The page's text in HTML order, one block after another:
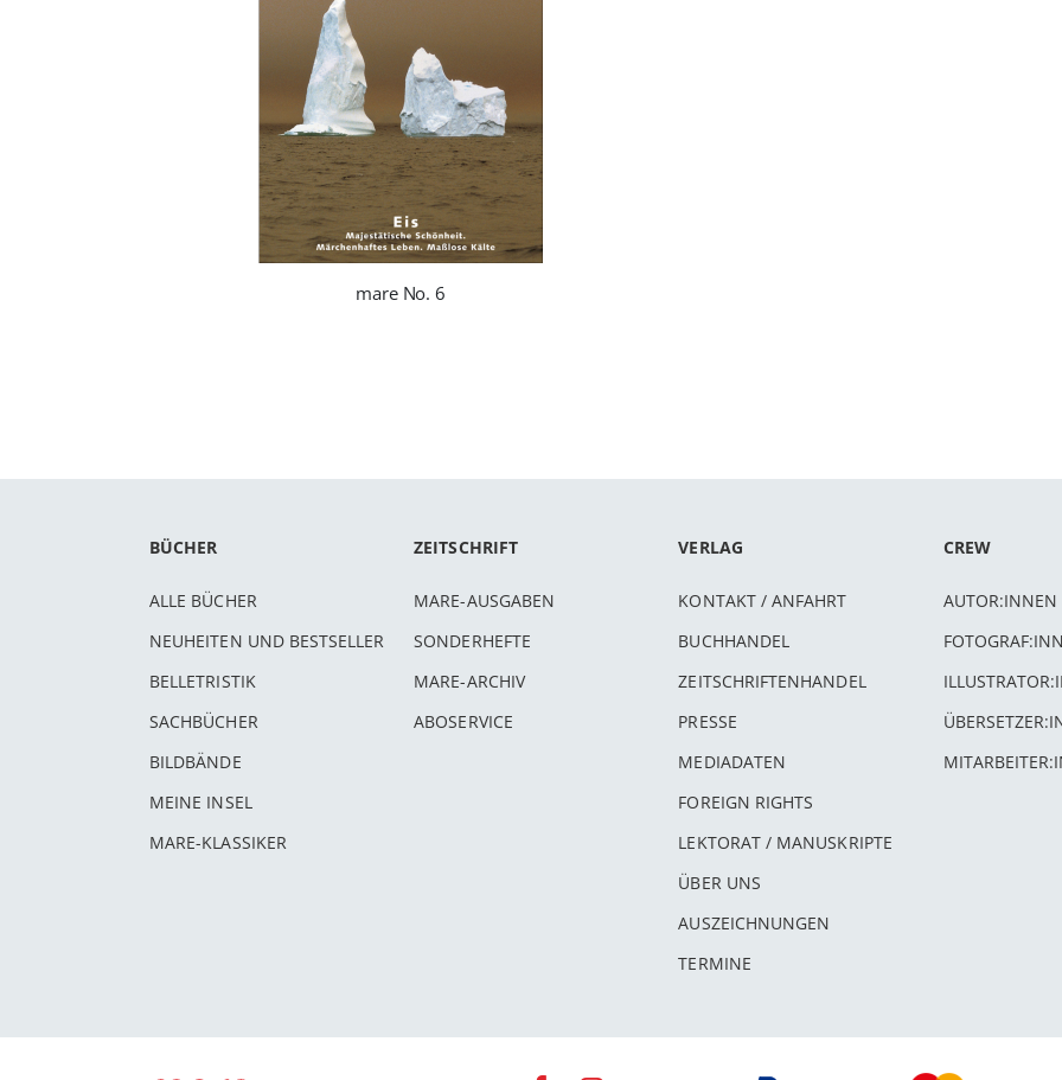
mare No. 6
BÜCHER
ALLE BÜCHER
NEUHEITEN UND BESTSELLER
BELLETRISTIK
SACHBÜCHER
BILDBÄNDE
MEINE INSEL
MARE-KLASSIKER
ZEITSCHRIFT
MARE-AUSGABEN
SONDERHEFTE
MARE-ARCHIV
ABOSERVICE
VERLAG
KONTAKT / ANFAHRT
BUCHHANDEL
ZEITSCHRIFTENHANDEL
PRESSE
MEDIADATEN
FOREIGN RIGHTS
LEKTORAT / MANUSKRIPTE
ÜBER UNS
AUSZEICHNUNGEN
TERMINE
CREW
AUTOR:INNEN